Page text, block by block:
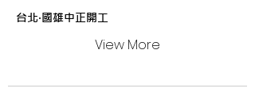
台北‧國雄中正開工
View More